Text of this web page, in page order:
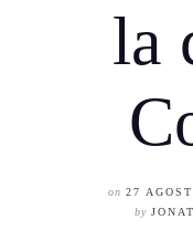
la
on 27
by